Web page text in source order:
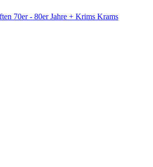
70er - 80er Jahre + Krims Krams